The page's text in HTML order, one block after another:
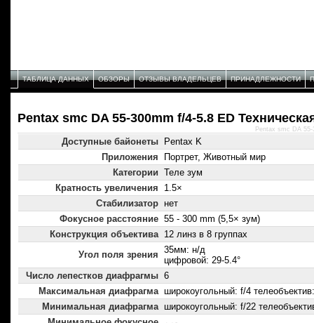
ТАБЛИЦА ДАННЫХ ОБЗОРЫ ОТЗЫВЫ ВЛАДЕЛЬЦЕВ ПРИНАДЛЕЖНОСТИ
Pentax smc DA 55-300mm f/4-5.8 ED
Доступные байонеты
Pentax K
Приложения
Портрет, Животный мир
Категории Теле зум
Кратность увеличения
1.5×
Стабилизатор нет
Фокусное расстояние 55 - 300 mm (5,5× зум)
Конструкция объектива 12 линз в 8 группах
Угол поля зрения 35мм: н/д
цифровой: 29-5.4°
Число лепестков диафрагмы 6
Максимальная диафрагма широкоугольный: f/4
Минимальная диафрагма широкоугольный: f/22
Pentax smc DA 55-